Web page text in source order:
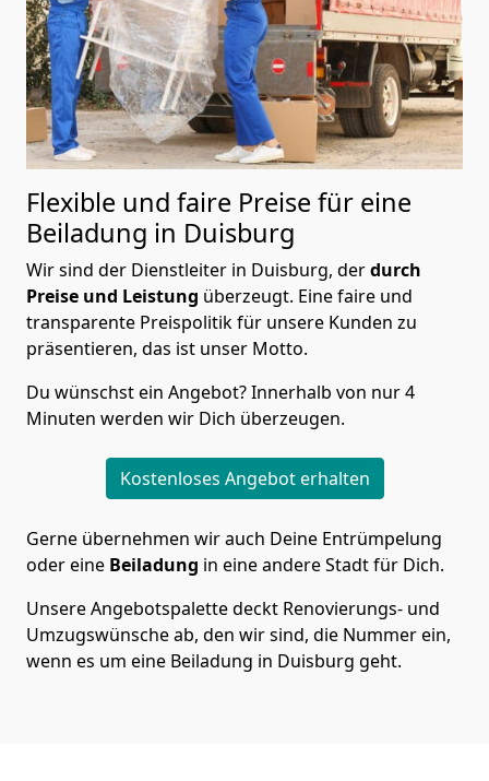
Flexible und faire Preise für eine
Beiladung in Duisburg
Wir sind der Dienstleiter in Duisburg, derdurch
Preise und Leistung überzeugt. Eine faire und
transparente Preispolitik für unsere Kunden zu
präsentieren, das ist unser Motto.
Du wünschst ein Angebot? Innerhalb von nur 4
Minuten werden wir Dich überzeugen.
Kostenloses Angebot erhalten
Gerne übernehmen wir auch Deine Entrümpelung
oder eine Beiladung in eine andere Stadt für Dich.
Unsere Angebotspalette deckt Renovierungs- und
Umzugswünsche ab, den wir sind, die Nummer ein,
wenn es um eine Beiladung in Duisburg geht.